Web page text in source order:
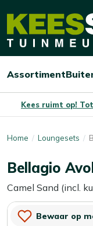
Open/sluit
Assortiment
Kees ruimt op!
Home Loungesets
Bellagio
Camel Sand (incl.
Bewaar op
3.110,-
Je bespaart: